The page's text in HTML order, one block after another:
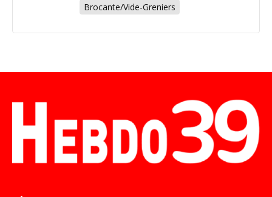
Brocante/Vide-Greniers